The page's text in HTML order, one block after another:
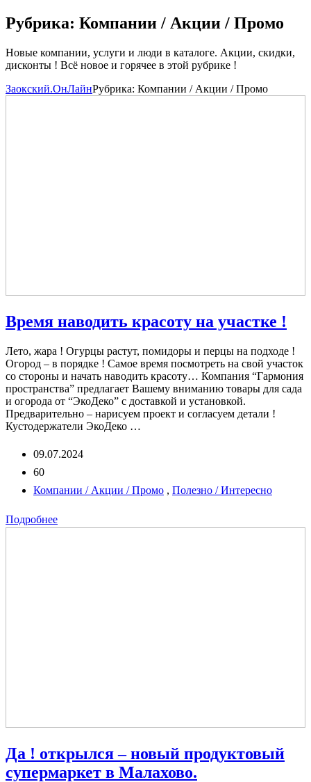
Рубрика: Компании / Акции / Промо
Новые компании, услуги и люди в каталоге. Акции, скидки,
дисконты ! Всё новое и горячее в этой рубрике !
Заокский.ОнЛайнРубрика: Компании / Акции / Промо
Время наводить красоту на участке !
Лето, жара ! Огурцы растут, помидоры и перцы на подходе !
Огород – в порядке ! Самое время посмотреть на свой участок
со стороны и начать наводить красоту… Компания “Гармония
пространства” предлагает Вашему вниманию товары для сада
и огорода от “ЭкоДеко” с доставкой и установкой.
Предварительно – нарисуем проект и согласуем детали !
Кустодержатели ЭкоДеко …
09.07.2024
60
Компании / Акции / Промо , Полезно / Интересно
Подробнее
Да ! открылся – новый продуктовый
супермаркет в Малахово.